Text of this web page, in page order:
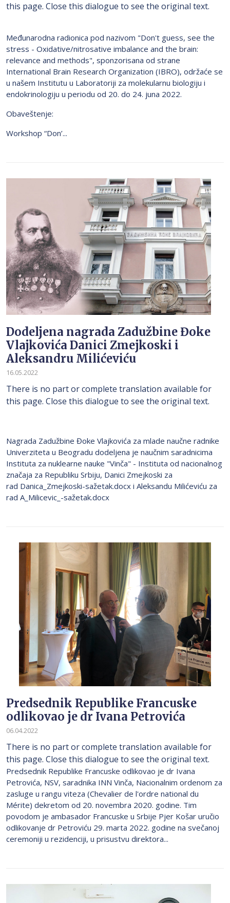
this page. Close this dialogue to see the original text.
Međunarodna radionica pod nazivom "Don't guess, see the
stress - Oxidative/nitrosative imbalance and the brain:
relevance and methods", sponzorisana od strane
International Brain Research Organization (IBRO), održaće se
u našem Institutu u Laboratoriji za molekularnu biologiju i
endokrinologiju u periodu od 20. do 24. juna 2022.
Obaveštenje:
Workshop “Don’...
Dodeljena nagrada Zadužbine Đoke
Vlajkovića Danici Zmejkoski i
Aleksandru Milićeviću
16.05.2022
There is no part or complete translation available for
this page. Close this dialogue to see the original text.
Nagrada Zadužbine Đoke Vlajkovića za mlade naučne radnike
Univerziteta u Beogradu dodeljena je naučnim saradnicima
Instituta za nuklearne nauke "Vinča" - Instituta od nacionalnog
značaja za Republiku Srbiju, Danici Zmejkoski za
rad Danica_Zmejkoski-sažetak.docx i Aleksandu Milićeviću za
rad A_Milicevic_-sažetak.docx
Predsednik Republike Francuske
odlikovao je dr Ivana Petrovića
06.04.2022
There is no part or complete translation available for
this page. Close this dialogue to see the original text.
Predsednik Republike Francuske odlikovao je dr Ivana
Petrovića, NSV, saradnika INN Vinča, Nacionalnim ordenom za
zasluge u rangu viteza (Chevalier de l'ordre national du
Mérite) dekretom od 20. novembra 2020. godine. Tim
povodom je ambasador Francuske u Srbije Pjer Košar uručio
odlikovanje dr Petroviću 29. marta 2022. godine na svečanoj
ceremoniji u rezidenciji, u prisustvu direktora...